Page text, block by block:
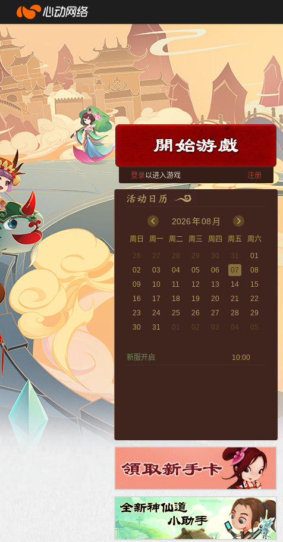
登录以进入游戏 注册
2026年08 月
周日 周一 周二 周三 周四 周五
周六
26
27 28 29 30 31
01
02
03 04 05 06 07
08
09
10 11 12 13 14
15
16
17 18 19 20 21
22
23
24 25 26 27 28
29
30
31 01 02 03 04 05
新服开启 10:00